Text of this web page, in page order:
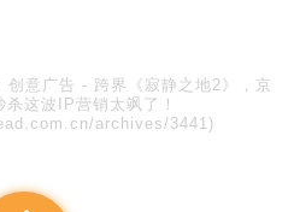
创意广告 - 跨界《寂静之地2》，京
这波IP营销太飒了！
archives/3441)